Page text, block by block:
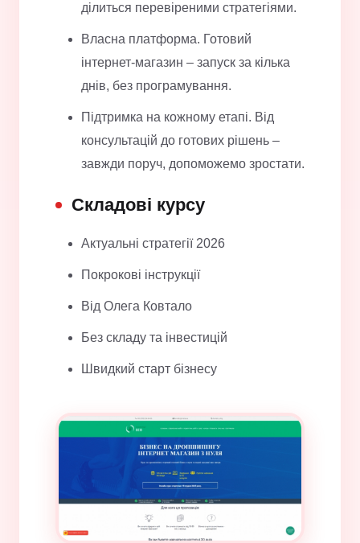
ділиться перевіреними стратегіями.
Власна платформа. Готовий
інтернет-магазин – запуск за кілька
днів, без програмування.
Підтримка на кожному етапі. Від
консультацій до готових рішень –
завжди поруч, допоможемо зростати.
Складові курсу
Актуальні стратегії 2026
Покрокові інструкції
Від Олега Ковтало
Без складу та інвестицій
Швидкий старт бізнесу